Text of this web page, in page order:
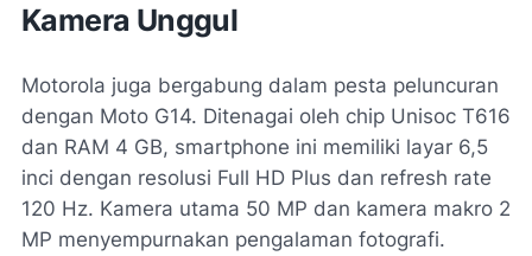
Kamera Unggul
Motorola juga bergabung dalam pesta peluncuran
dengan Moto G14. Ditenagai oleh chip Unisoc T616
dan RAM 4 GB, smartphone ini memiliki layar 6,5
inci dengan resolusi Full HD Plus dan refresh rate
120 Hz. Kamera utama 50 MP dan kamera makro 2
MP menyempurnakan pengalaman fotografi.